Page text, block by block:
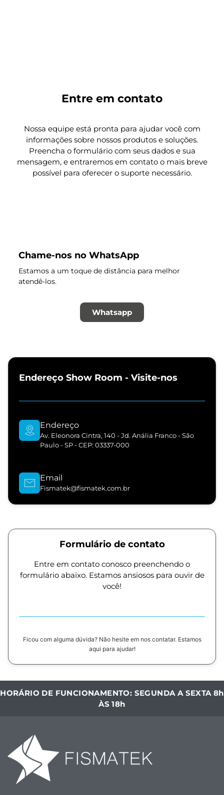
Entre em contato
Nossa equipe está pronta para ajudar você com
informações sobre nossos produtos e soluções.
Preencha o formulário com seus dados e sua
mensagem, e entraremos em contato o mais breve
possível para oferecer o suporte necessário.
Chame-nos no WhatsApp
Estamos a um toque de distância para melhor
atendê-los.
Whatsapp
Endereço Show Room - Visite-nos
Endereço
Av. Eleonora Cintra, 140 - Jd. Anália Franco - São
Paulo - SP - CEP: 03337-000
Email
Fismatek@fismatek.com.br
Formulário de contato
Entre em contato conosco preenchendo o
formulário abaixo. Estamos ansiosos para ouvir de
você!
Ficou com alguma dúvida? Não hesite em nos contatar. Estamos
aqui para ajudar!
HORÁRIO DE FUNCIONAMENTO: SEGUNDA A SEXTA 8h
ÀS 18h